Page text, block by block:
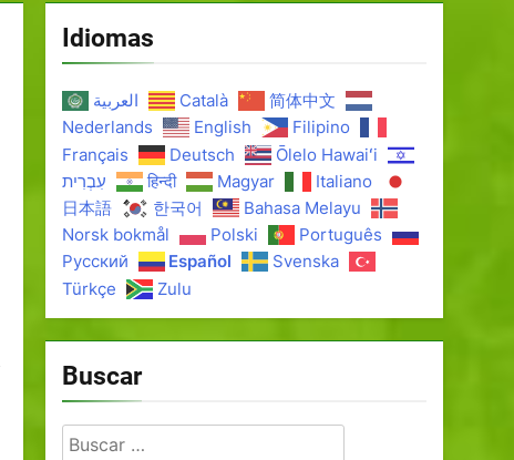
Idiomas
العربية Català
简体中文
Nederlands
English
Filipino
Français
Deutsch
Ōlelo Hawaiʻi
עִבְרִית
हिन्दी Magyar
Italiano
日本語
한국어
Bahasa Melayu
Norsk bokmål
Polski
Português
Русский
Español
Svenska
Türkçe
Zulu
Buscar